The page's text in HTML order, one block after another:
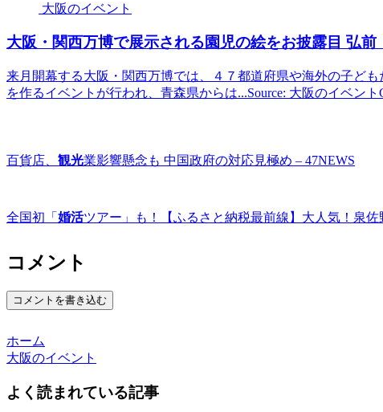
大阪のイベント
大阪 ・関西万博で展示される園児の絵をお披露目 弘
来月開幕する大阪・関西万博では、４７都道府県や海外の子ど
を作るイベントが行われ、青森県からは...Source: 大阪のイベント
百貨店、 観光業影響懸念も 中国政府の対応見極め – 47NEWS
全国初「 婚活ツアー」も！【ふるさと納税最前線】大人気！泉佐
コメント
コメントを書き込む
ホーム
大阪のイベント
よく読まれている記事